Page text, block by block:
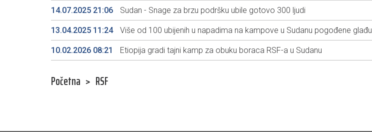
14.07.2025 21:06 Sudan - Snage za brzu podršku ubile gotovo 300 ljudi
13.04.2025 11:24 Više od 100 ubijenih u napadima na kampove u Sudanu pogođene glađu
10.02.2026 08:21 Etiopija gradi tajni kamp za obuku boraca RSF-a u Sudanu
Početna > RSF